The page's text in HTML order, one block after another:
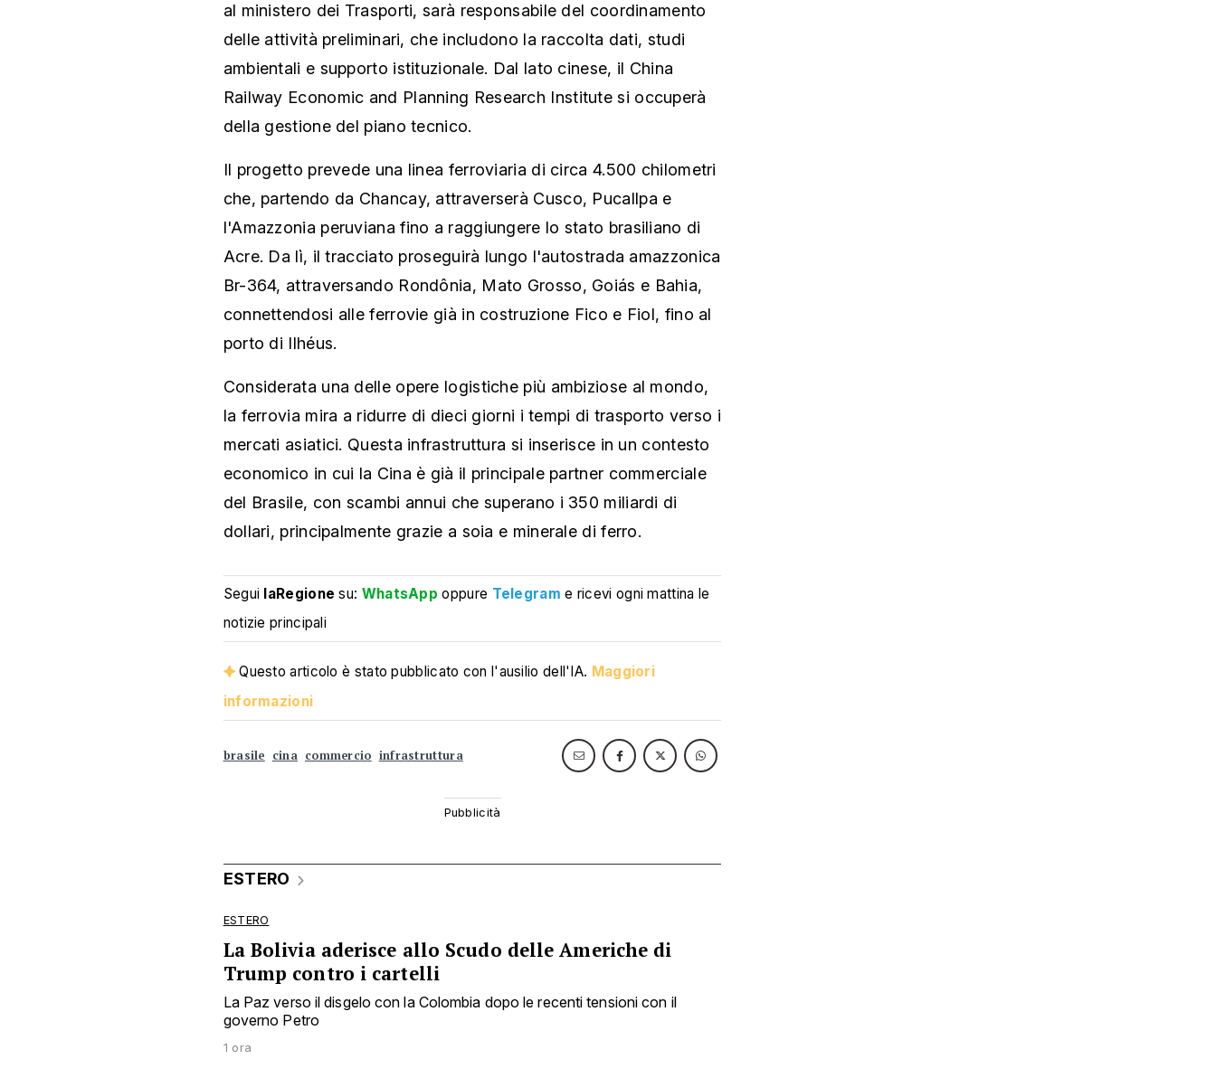
al ministero dei Trasporti, sarà responsabile del coordinamento
delle attività preliminari, che includono la raccolta dati, studi
ambientali e supporto istituzionale. Dal lato cinese, il China
Railway Economic and Planning Research Institute si occuperà
della gestione del piano tecnico.
Il progetto prevede una linea ferroviaria di circa 4.500 chilometri
che, partendo da Chancay, attraverserà Cusco, Pucallpa e
l'Amazzonia peruviana fino a raggiungere lo stato brasiliano di
Acre. Da lì, il tracciato proseguirà lungo l'autostrada amazzonica
Br-364, attraversando Rondônia, Mato Grosso, Goiás e Bahia,
connettendosi alle ferrovie già in costruzione Fico e Fiol, fino al
porto di Ilhéus.
Considerata una delle opere logistiche più ambiziose al mondo,
la ferrovia mira a ridurre di dieci giorni i tempi di trasporto verso i
mercati asiatici. Questa infrastruttura si inserisce in un contesto
economico in cui la Cina è già il principale partner commerciale
del Brasile, con scambi annui che superano i 350 miliardi di
dollari, principalmente grazie a soia e minerale di ferro.
Segui laRegione su: WhatsApp oppure Telegram e ricevi ogni mattina le
notizie principali
Questo articolo è stato pubblicato con l'ausilio dell'IA. Maggiori
informazioni
brasile cina commercio infrastruttura
ESTERO
ESTERO
La Bolivia aderisce allo Scudo delle Americhe di
Trump contro i cartelli
La Paz verso il disgelo con la Colombia dopo le recenti tensioni con il
governo Petro
1 ora